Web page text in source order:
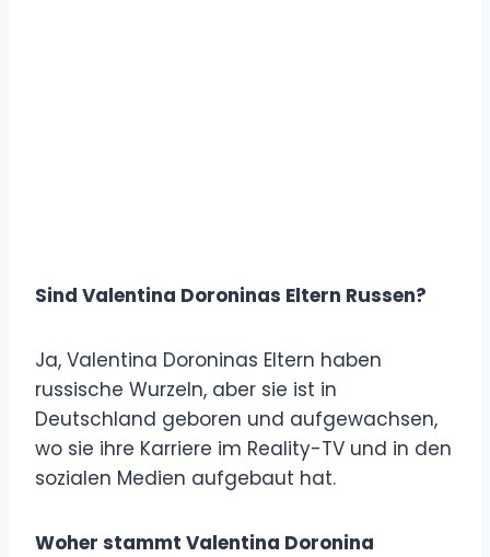
Sind Valentina Doroninas Eltern Russen?
Ja, Valentina Doroninas Eltern haben
russische Wurzeln, aber sie ist in
Deutschland geboren und aufgewachsen,
wo sie ihre Karriere im Reality-TV und in den
sozialen Medien aufgebaut hat.
Woher stammt Valentina Doronina